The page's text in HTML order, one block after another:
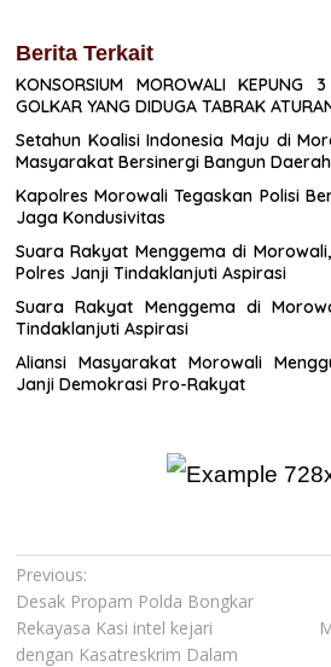
Berita Terkait
KONSORSIUM MOROWALI KEPUNG
GOLKAR YANG DIDUGA TABRAK
Setahun Koalisi Indonesia Maju di
Masyarakat Bersinergi Bangun Daerah
Kapolres Morowali Tegaskan Polisi
Jaga Kondusivitas
Suara Rakyat Menggema di
Polres Janji Tindaklanjuti Aspirasi
Suara Rakyat Menggema di
Tindaklanjuti Aspirasi
Aliansi Masyarakat Morowali
Janji Demokrasi Pro-Rakyat
Navigasi
pos
Previous:
Desak Propam Polda Bongkar
Rekayasa Kasi intel kejari
dengan Kasatreskrim Dalam